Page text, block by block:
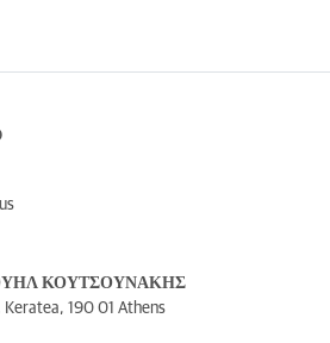
ΚΟΥΤΣΟΥΝΑΚΗΣ
Keratea, 190 01 Athens